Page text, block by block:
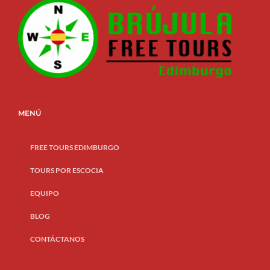
MENÚ
FREE TOURS EDIMBURGO
TOURS POR ESCOCIA
EQUIPO
BLOG
CONTÁCTANOS